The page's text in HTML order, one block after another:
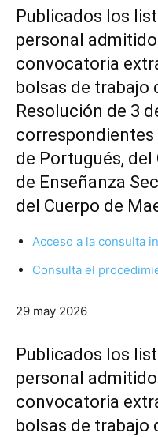
Publicados los
personal
convocatoria
bolsas de trabajo
Resolución de 3
correspondientes
de Portugués,
de Enseñanza
del Cuerpo de
Acceso a la consulta
Consulta el
29 may 2026
Publicados los
personal
convocatoria
bolsas de trabajo